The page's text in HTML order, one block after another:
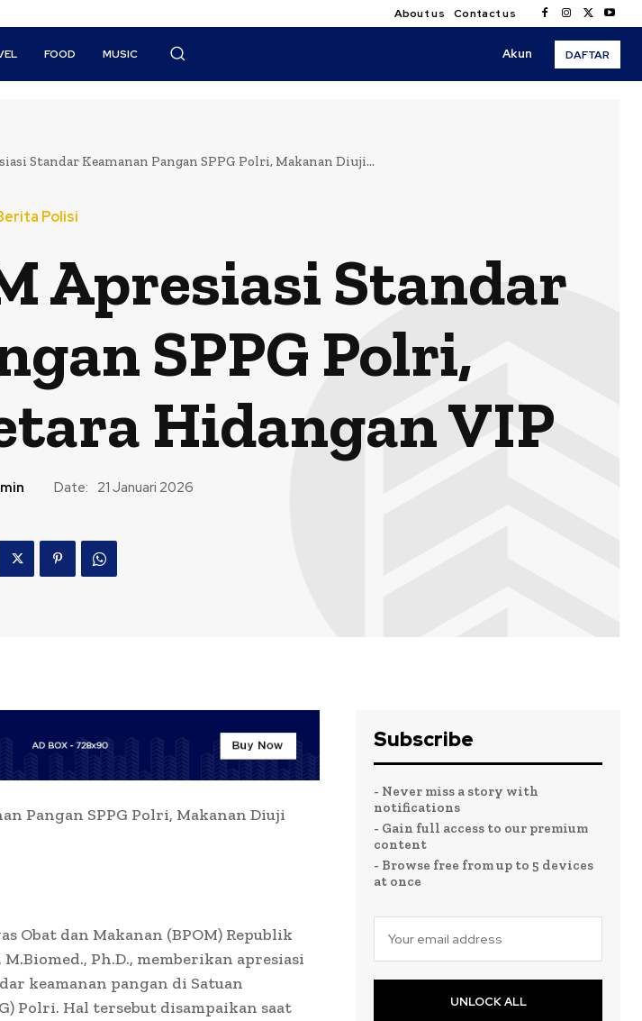
About us Contact us
FOOD MUSIC Akun DAFTAR
Standar Keamanan Pangan SPPG Polri, Makanan Diuji...
Polisi
Apresiasi Standar
SPPG Polri,
Hidangan VIP
Date: 21 Januari 2026
Pangan SPPG Polri, Makanan Diuji
Obat dan Makanan (BPOM) Republik
Ph.D., memberikan apresiasi
keamanan pangan di Satuan
Polri. Hal tersebut disampaikan saat
Subscribe
- Never miss a story with
notifications
- Gain full access to our premium
content
- Browse free from up to 5 devices
at once
UNLOCK ALL